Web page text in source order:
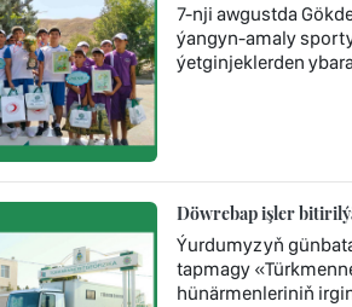
7-nji awgustda
ýangyn-amaly
ýetginjeklerden
Döwrebap işler
Ýurdumyzyň
tapmagy
hünärmenleriniň